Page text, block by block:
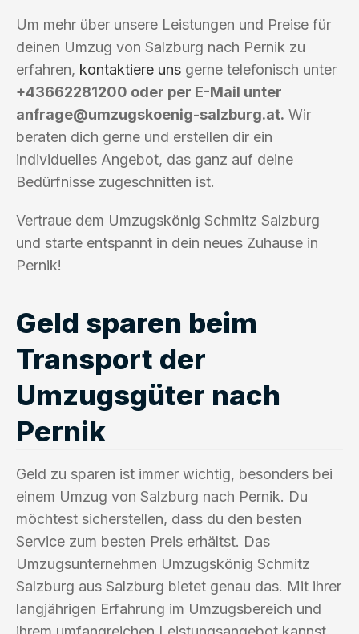
Um mehr über unsere Leistungen und Preise für
deinen Umzug von Salzburg nach Pernik zu
erfahren, kontaktiere uns gerne telefonisch unter
+43662281200 oder per E-Mail unter
anfrage@umzugskoenig-salzburg.at. Wir
beraten dich gerne und erstellen dir ein
individuelles Angebot, das ganz auf deine
Bedürfnisse zugeschnitten ist.
Vertraue dem Umzugskönig Schmitz Salzburg
und starte entspannt in dein neues Zuhause in
Pernik!
Geld sparen beim
Transport der
Umzugsgüter nach
Pernik
Geld zu sparen ist immer wichtig, besonders bei
einem Umzug von Salzburg nach Pernik. Du
möchtest sicherstellen, dass du den besten
Service zum besten Preis erhältst. Das
Umzugsunternehmen Umzugskönig Schmitz
Salzburg aus Salzburg bietet genau das. Mit ihrer
langjährigen Erfahrung im Umzugsbereich und